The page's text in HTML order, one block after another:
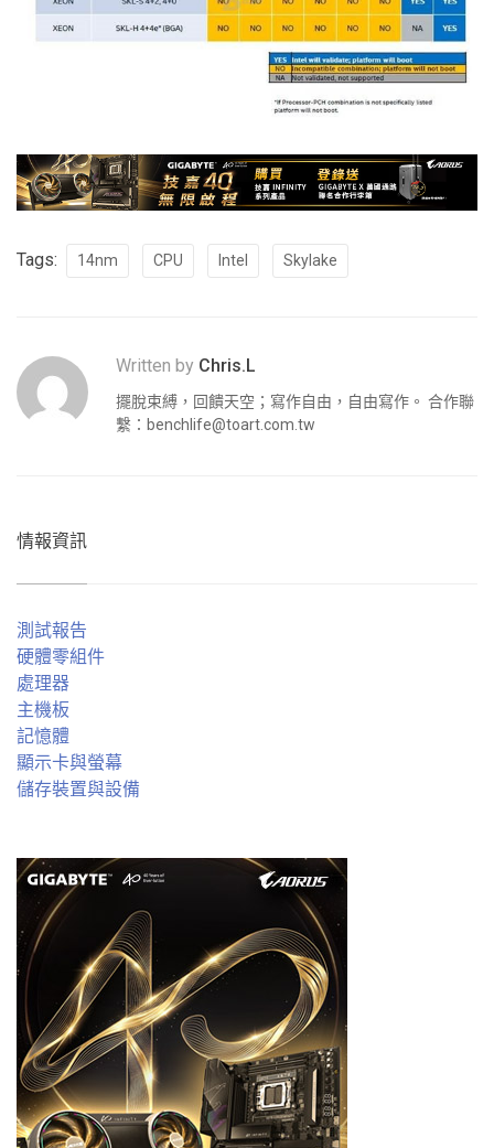
Tags: 14nm CPU Intel Skylake
Written by Chris.L
擺脫束縛，回饋天空；寫作自由，自由寫作。 合作聯
繫： benchlife@toart.com.tw
情報資訊
測試報告
硬體零組件
處理器
主機板
記憶體
顯示卡與螢幕
儲存裝置與設備